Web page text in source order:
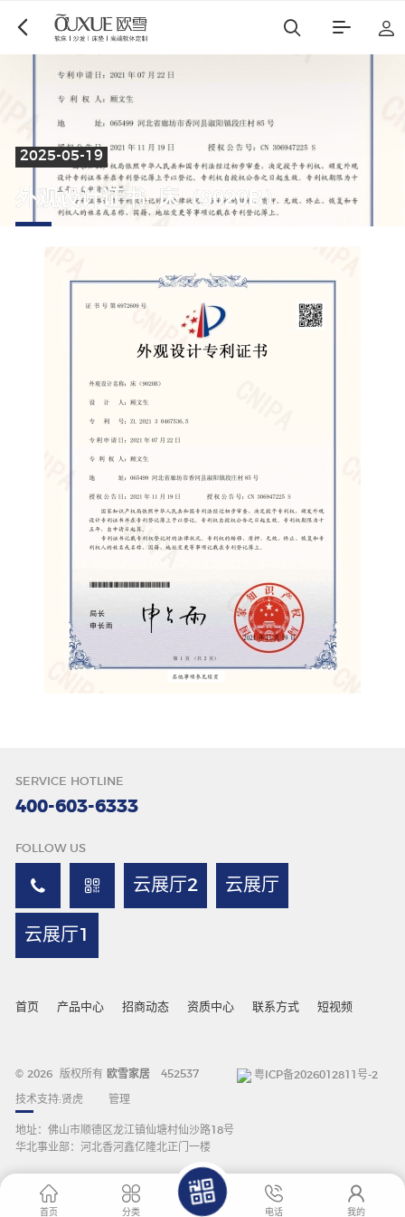
博遇 都市星耀
麻艺坊
唇色
2025-05-19
外观设计证书_床（9020B）
SERVICE HOTLINE
400-603-6333
FOLLOW US
云展厅2 云展厅
云展厅1
首页 产品中心 招商动态 资质中心 联系方式 短视频
© 2026 版权所有 欧雪家居 452537 粤ICP备2026012811号-2
技术支持:贤虎 管理
地址：佛山市顺德区龙江镇仙塘村仙沙路18号
华北事业部：河北香河鑫亿隆北正门一楼
首页 分类 电话 我的